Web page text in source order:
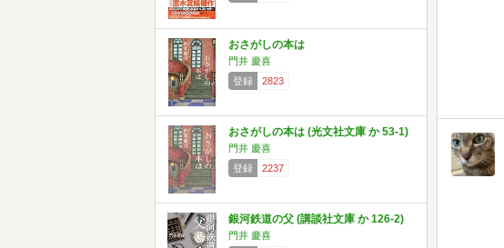
おさがしの本は
門井 慶喜
登録
2823
おさがしの本は (光文社文庫 か 53-1)
門井 慶喜
登録
2237
銀河鉄道の父 (講談社文庫 か 126-2)
門井 慶喜